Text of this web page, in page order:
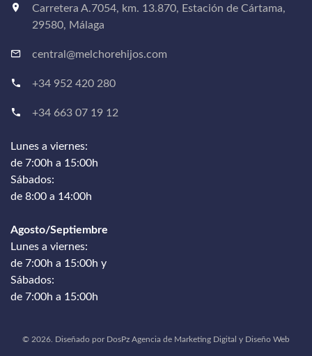
Carretera A.7054, km. 13.870, Estación de Cártama,
29580, Málaga
central@melchorehijos.com
+34 952 420 280
+34 663 07 19 12
Lunes a viernes:
de 7:00h a 15:00h
Sábados:
de 8:00 a 14:00h
Agosto/Septiembre
Lunes a viernes:
de 7:00h a 15:00h y
Sábados:
de 7:00h a 15:00h
© 2026 Diseñado por DosPz Agencia de Marketing Digital y Diseño Web